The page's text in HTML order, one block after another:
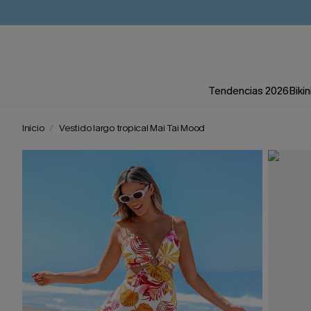
Tendencias 2026
Inicio Vestido largo tropical Mai Tai Mood